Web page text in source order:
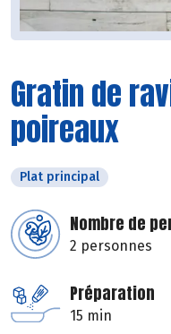
Gratin de
poireaux
Plat principal
Nombre de
2 personnes
Préparation
15 min